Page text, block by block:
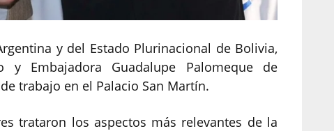
y del Estado Plurinacional de Bolivia,
y Embajadora Guadalupe Palomeque de
trabajo en el Palacio San Martín.
trataron los aspectos más relevantes de la